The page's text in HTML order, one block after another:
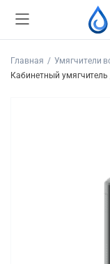
Главная
Умягчители
Кабинетный